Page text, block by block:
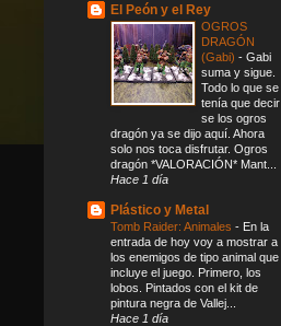
El Peón y el Rey
OGROS
DRAGÓN
(Gabi) - Gabi
suma y sigue.
Todo lo que se
tenía que decir
se los ogros
dragón ya se dijo aquí. Ahora
solo nos toca disfrutar. Ogros
dragón *VALORACIÓN* Mant...
Hace 1 día
Plástico y Metal
Tomb Raider: Animales - En la
entrada de hoy voy a mostrar a
los enemigos de tipo animal que
incluye el juego. Primero, los
lobos. Pintados con el kit de
pintura negra de Vallej...
Hace 1 día